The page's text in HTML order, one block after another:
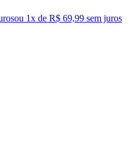
ou 1x de R$ 69,99 sem juros